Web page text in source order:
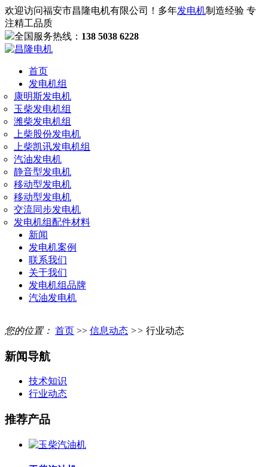
欢迎访问福安市昌隆电机有限公司！多年发电机制造经验 专
注精工品质
全国服务热线： 138 5038 6228
首页
发电机组
康明斯发电机
玉柴发电机组
潍柴发电机组
上柴股份发电机
上柴凯讯发电机组
汽油发电机
静音型发电机
移动型发电机
移动型发电机
交流同步发电机
发电机组配件材料
新闻
发电机案例
联系我们
关于我们
发电机组品牌
汽油发电机
您的位置： 首页 >> 信息动态 >> 行业动态
新闻导航
技术知识
行业动态
推荐产品